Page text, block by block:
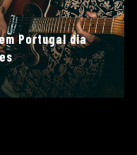
Portugal dia